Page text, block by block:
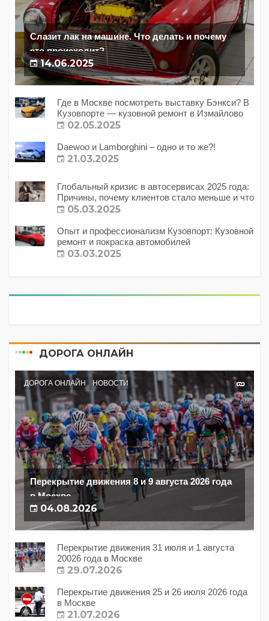
Слазит лак на машине. Что делать и почему
это происходит?
14.06.2025
Где в Москве посмотреть выставку Бэнкси? В
Кузовпорте — кузовной ремонт в Измайлово
02.05.2025
Daewoo и Lamborghini – одно и то же?!
21.03.2025
Глобальный кризис в автосервисах 2025 года:
Причины, почему клиентов стало меньше и что
с этим делать?
05.03.2025
Опыт и профессионализм Кузовпорт: Кузовной
ремонт и покраска автомобилей
03.03.2025
ДОРОГА ОНЛАЙН
ДОРОГА ОНЛАЙН НОВОСТИ
Перекрытие движения 8 и 9 августа 2026 года
в Москве
04.08.2026
Перекрытие движения 31 июля и 1 августа
20026 года в Москве
29.07.2026
Перекрытие движения 25 и 26 июля 2026 года
в Москве
21.07.2026